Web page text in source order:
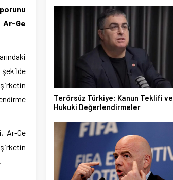
Ar-Ge
şekilde
Ar-Ge
Terörsüz Türkiye: Kanun Teklifi ve
Hukuki Değerlendirmeler